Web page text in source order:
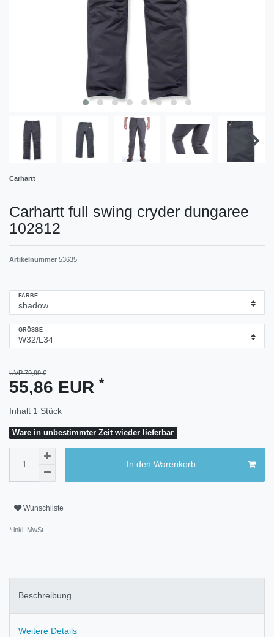
Carhartt
Carhartt full swing cryder dungaree
102812
Artikelnummer 53635
FARBE
GRÖSSE
UVP 79,99 €
55,86 EUR *
Inhalt 1 Stück
Ware in unbestimmter Zeit wieder lieferbar
In den Warenkorb
Wunschliste
* inkl. MwSt.
Beschreibung
Weitere Details